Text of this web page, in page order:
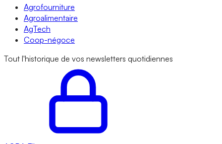
Agrofourniture
Agroalimentaire
AgTech
Coop-négoce
Tout l'historique de vos newsletters quotidiennes